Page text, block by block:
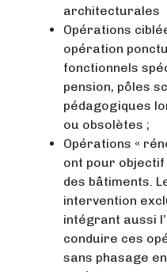
architecturales
Opérations
opération
fonctionnels
pension, pôles
pédagogiques
ou obsolètes ;
Opérations «
ont pour objectif
des bâtiments.
intervention
intégrant aussi
conduire ces
sans phasage